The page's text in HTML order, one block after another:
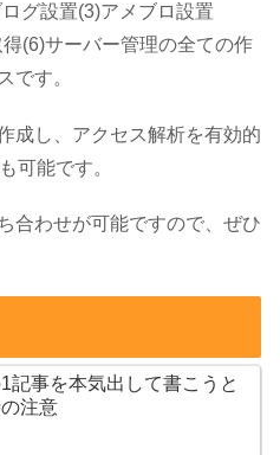
グ設置(3)アメブロ設置
(6)サーバー管理の全ての作
です。
成し、アクセス解析を有効的
可能です。
合わせが可能ですので、ぜひ
記事を本気出して書こうと
注意